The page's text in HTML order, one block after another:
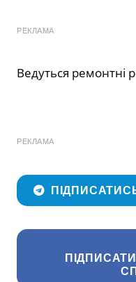
РЕКЛАМА
Ведуться ремонтні
РЕКЛАМА